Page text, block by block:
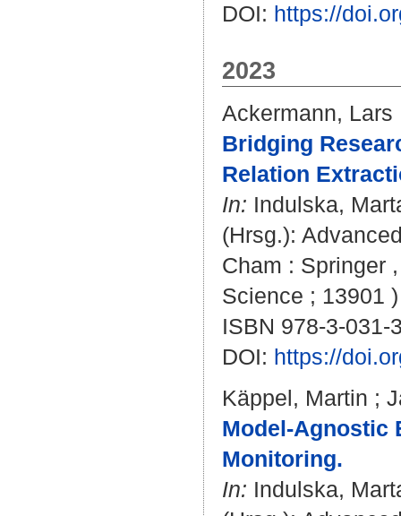
DOI: https://
2023
Ackermann, Lars
Bridging
Relation
In: Indulska,
(Hrsg.):
Cham : Springer
Science ; 13901 )
ISBN 978-3-031-
DOI: https://
Käppel, Martin ;
Model-Agnostic
Monitoring.
In: Indulska,